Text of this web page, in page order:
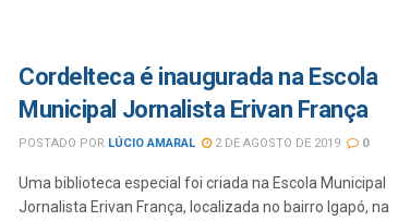
Cordelteca é inaugurada na Escola
Municipal Jornalista Erivan França
POSTADO POR LÚCIO AMARAL 2 DE AGOSTO DE 2019 0
Uma biblioteca especial foi criada na Escola Municipal
Jornalista Erivan França, localizada no bairro Igapó, na